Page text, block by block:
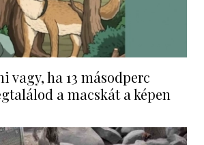
vagy, ha 13 másodperc
a macskát a képen